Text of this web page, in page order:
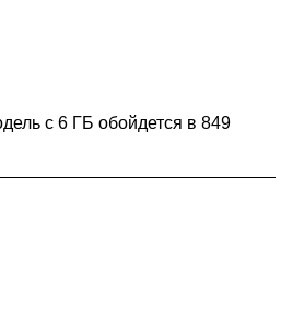
с 6 ГБ обойдется в 849